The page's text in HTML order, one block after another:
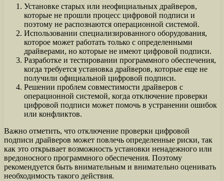
Установке старых или неофициальных драйверов,
которые не прошли процесс цифровой подписи и
поэтому не распознаются операционной системой.
Использовании специализированного оборудования,
которое может работать только с определенными
драйверами, но которые не имеют цифровой подписи.
Разработке и тестировании программного обеспечения,
когда требуется установка драйверов, которые еще не
получили официальной цифровой подписи.
Решении проблем совместимости драйверов с
операционной системой, когда отключение проверки
цифровой подписи может помочь в устранении ошибок
или конфликтов.
Важно отметить, что отключение проверки цифровой
подписи драйверов может повлечь определенные риски, так
как это открывает возможность установки ненадежного или
вредоносного программного обеспечения. Поэтому
рекомендуется быть внимательным и внимательно оценивать
необходимость такого действия.